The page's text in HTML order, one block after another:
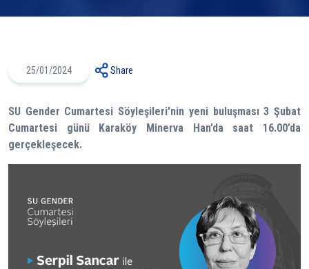
25/01/2024 Share
SU Gender Cumartesi Söyleşileri'nin yeni buluşması 3 Şubat
Cumartesi günü Karaköy Minerva Han’da saat 16.00’da
gerçekleşecek.